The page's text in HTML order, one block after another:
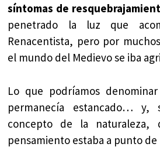
síntomas de
penetrado la luz que
Renacentista, pero por
el mundo del Medievo se iba
Lo que podríamos
permanecía estancado… y,
concepto de la
pensamiento estaba a punto